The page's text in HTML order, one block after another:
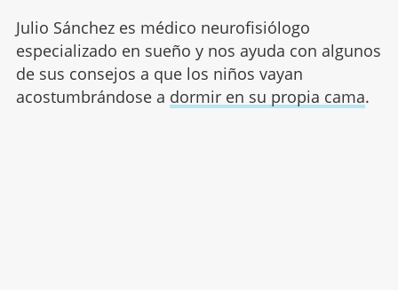
Julio Sánchez es médico neurofisiólogo
especializado en sueño y nos ayuda con algunos
de sus consejos a que los niños vayan
acostumbrándose a dormir en su propia cama.